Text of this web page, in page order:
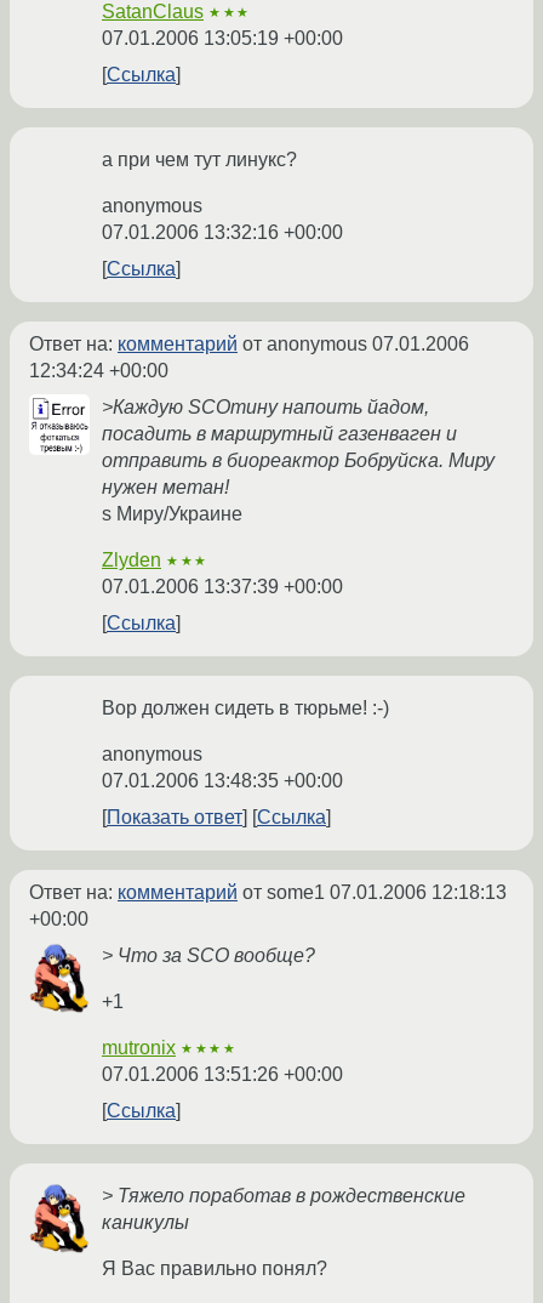
SatanClaus ★★★
07.01.2006 13:05:19 +00:00
Ссылка
а при чем тут линукс?
anonymous
07.01.2006 13:32:16 +00:00
Ссылка
Ответ на: комментарий от anonymous 07.01.2006
12:34:24 +00:00
>Каждую SCOтину напоить йадом,
посадить в маршрутный газенваген и
отправить в биореактор Бобруйска. Миру
нужен метан!
s Миру/Украине
Zlyden ★★★
07.01.2006 13:37:39 +00:00
Ссылка
Вор должен сидеть в тюрьме! :-)
anonymous
07.01.2006 13:48:35 +00:00
Показать ответ
Ссылка
Ответ на: комментарий от some1 07.01.2006 12:18:13
+00:00
> Что за SCO вообще?
+1
mutronix ★★★★
07.01.2006 13:51:26 +00:00
Ссылка
> Тяжело поработав в рождественские
каникулы
Я Вас правильно понял?